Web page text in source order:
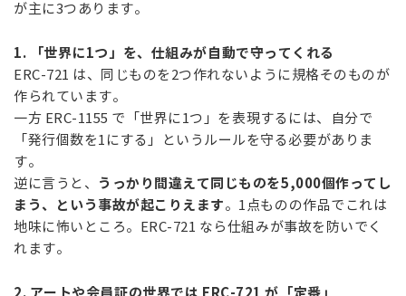
が主に3つあります。
1. 「世界に1つ」を、仕組みが自動で守ってくれる
ERC-721 は、同じものを2つ作れないように規格そのものが
作られています。
一方 ERC-1155 で「世界に1つ」を表現するには、自分で
「発行個数を1にする」というルールを守る必要がありま
す。
逆に言うと、
うっかり間違えて同じものを5,000個作ってし
まう、という事故が起こりえます。1点ものの作品でこれは
地味に怖いところ。ERC-721 なら仕組みが事故を防いでく
れます。